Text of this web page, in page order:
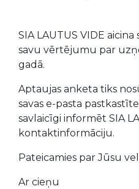
SIA LAUTUS VIDE
savu vērtējumu par
gadā.
Aptaujas anketa tiks
savas e-pasta
savlaicīgi informēt SIA
kontaktinformāciju.
Pateicamies par Jūsu
Ar cieņu